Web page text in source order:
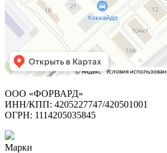
ООО «ФОРВАРД»
ИНН/КПП: 4205227747/420501001
ОГРН: 1114205035845
Марки